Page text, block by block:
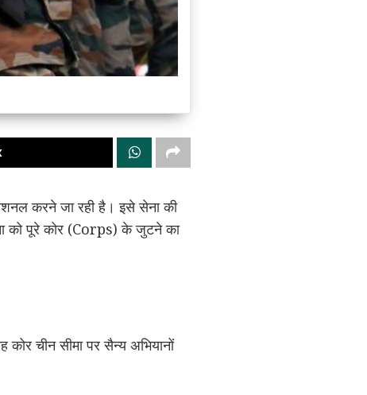
करने जा रही है। इसे सेना की
को पूरे कोर (Corps) के जुटने का
चीन सीमा पर सैन्य अभियानों